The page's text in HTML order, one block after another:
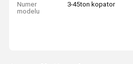
Numer
modelu
3-45ton kopator